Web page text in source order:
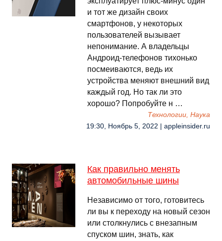
и тот же дизайн своих
смартфонов, у некоторых
пользователей вызывает
непонимание. А владельцы
Андроид-телефонов тихонько
посмеиваются, ведь их
устройства меняют внешний вид
каждый год. Но так ли это
хорошо? Попробуйте н …
Технологии, Наука
19:30, Ноябрь 5, 2022 | appleinsider.ru
Как правильно менять
автомобильные шины
Независимо от того, готовитесь
ли вы к переходу на новый сезон
или столкнулись с внезапным
спуском шин, знать, как